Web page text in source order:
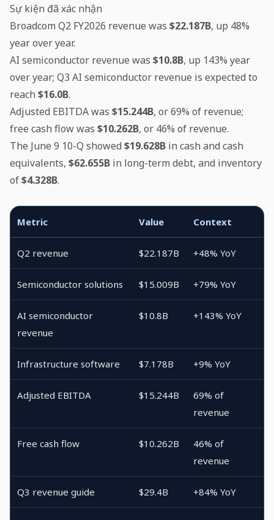
Sự kiện đã xác nhận
Broadcom Q2 FY2026 revenue was $22.187B, up 48%
year over year.
AI semiconductor revenue was $10.8B, up 143% year
over year; Q3 AI semiconductor revenue is expected to
reach $16.0B.
Adjusted EBITDA was $15.244B, or 69% of revenue;
free cash flow was $10.262B, or 46% of revenue.
The June 9 10-Q showed $19.628B in cash and cash
equivalents, $62.655B in long-term debt, and inventory
of$4.328B.
Metric Value Context
Q2 revenue $22.187B +48% YoY
Semiconductor solutions $15.009B +79% YoY
AI semiconductor
revenue
$10.8B +143% YoY
Infrastructure software $7.178B +9% YoY
Adjusted EBITDA $15.244B
69% of
revenue
Free cash flow $10.262B
46% of
revenue
Q3 revenue guide $29.4B +84% YoY